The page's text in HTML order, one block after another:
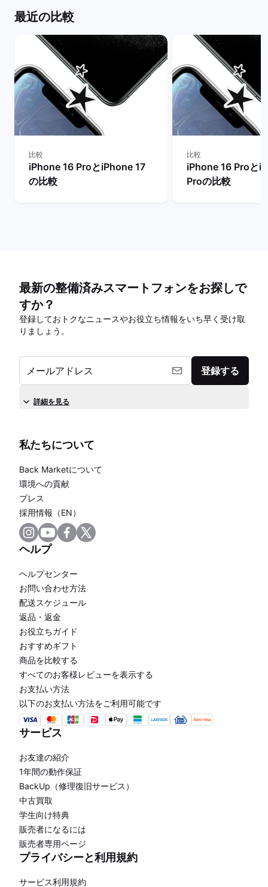
最近の比較
比較
iPhone 16 ProとiPhone 17
の比較
比較
iPhone 16 Proと
Proの比較
最新の整備済みスマートフォンをお探しで
すか？
登録しておトクなニュースやお役立ち情報をいち早く受け取
りましょう。
メールアドレス 登録する
詳細を見る
私たちについて
Back Marketについて
環境への貢献
プレス
採用情報（EN）
ヘルプ
ヘルプセンター
お問い合わせ方法
配送スケジュール
返品・返金
お役立ちガイド
おすすめギフト
商品を比較する
すべてのお客様レビューを表示する
お支払い方法
以下のお支払い方法をご利用可能です
サービス
お友達の紹介
1年間の動作保証
BackUp（修理復旧サービス）
中古買取
学生向け特典
販売者になるには
販売者専用ページ
プライバシーと利用規約
サービス利用規約